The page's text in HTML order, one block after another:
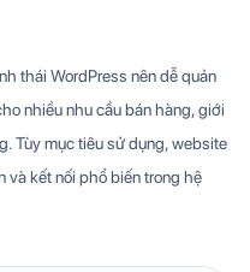
thái WordPress nên dễ quản
nhiều nhu cầu bán hàng, giới
Tùy mục tiêu sử dụng, website
và kết nối phổ biến trong hệ